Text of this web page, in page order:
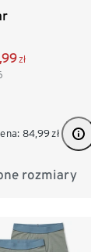
zł
84,99 zł
rozmiary
98/104